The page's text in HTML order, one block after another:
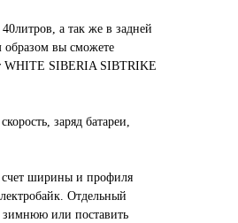
а так же в задней
вы сможете
WHITE SIBERIA SIBTRIKE
заряд батареи,
счет ширины и профиля
Отдельный
или поставить